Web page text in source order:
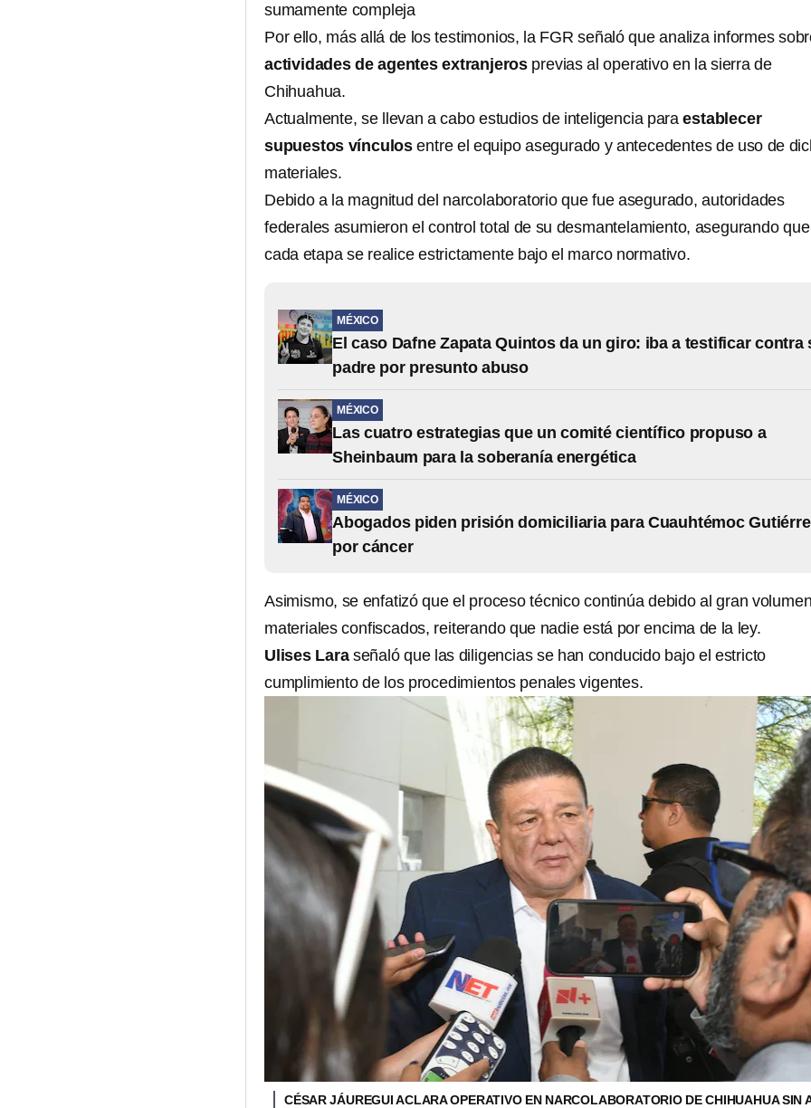
sumamente compleja
Por ello, más allá de los testimonios, la FGR señaló que analiza informes
actividades de agentes extranjeros previas al operativo en la sierra de
Chihuahua.
Actualmente, se llevan a cabo estudios de inteligencia paraestablecer
supuestos vínculosentre el equipo asegurado y antecedentes de uso de
materiales.
Debido a la magnitud del narcolaboratorio que fue asegurado, autoridades
federales asumieron el control total de su desmantelamiento, asegurando que
cada etapa se realice estrictamente bajo el marco normativo.
MÉXICO
El caso Dafne Zapata Quintos da un giro: iba a testificar contra
padre por presunto abuso
MÉXICO
Las cuatro estrategias que un comité científico propuso a
Sheinbaum para la soberanía energética
MÉXICO
Abogados piden prisión domiciliaria para Cuauhtémoc
por cáncer
Asimismo, se enfatizó que el proceso técnico continúa debido al gran
materiales confiscados, reiterando que nadie está por encima de la ley.
Ulises Laraseñaló que las diligencias se han conducido bajo el estricto
cumplimiento de los procedimientos penales vigentes.
CÉSAR JÁUREGUI ACLARA OPERATIVO EN NARCOLABORATORIO DE CHIHUAHUA SIN